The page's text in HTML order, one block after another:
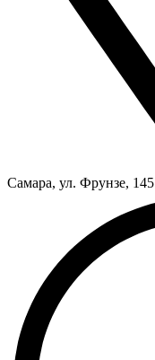
Самара, ул. Фрунзе, 145